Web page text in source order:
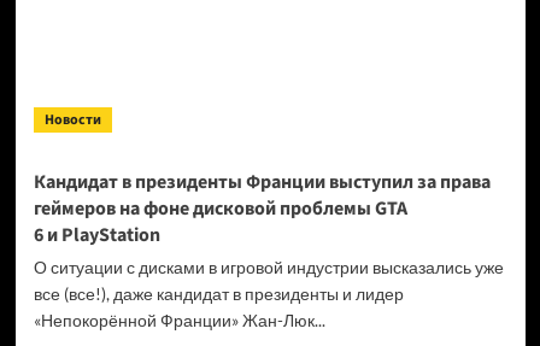
Новости
Кандидат в президенты Франции выступил за права
геймеров на фоне дисковой проблемы GTA
6 и PlayStation
О ситуации с дисками в игровой индустрии высказались уже
все (все!), даже кандидат в президенты и лидер
«Непокорённой Франции» Жан-Люк...